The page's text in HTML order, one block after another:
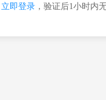
立即登录，验证后1小时内